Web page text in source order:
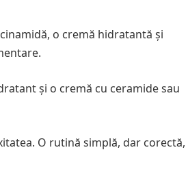
o cremă hidratantă și
și o cremă cu ceramide sau
O rutină simplă, dar corectă,